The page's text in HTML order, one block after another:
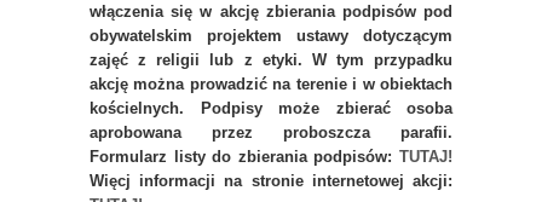
włączenia się w akcję zbierania podpisów pod
obywatelskim projektem ustawy dotyczącym
zajęć z religii lub z etyki. W tym przypadku
akcję można prowadzić na terenie i w obiektach
kościelnych. Podpisy może zbierać osoba
aprobowana przez proboszcza parafii.
Formularz listy do zbierania podpisów: TUTAJ!
Więcj informacji na stronie internetowej akcji: